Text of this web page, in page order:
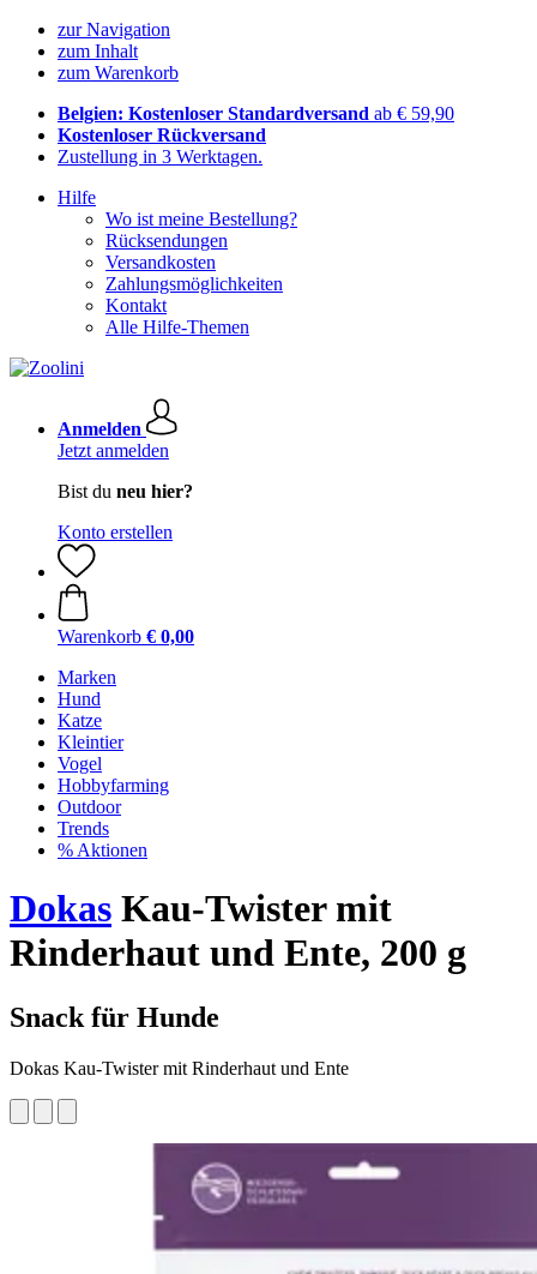
zur Navigation
zum Inhalt
zum Warenkorb
Belgien: Kostenloser Standardversand ab € 59,90
Kostenloser Rückversand
Zustellung in 3 Werktagen.
Hilfe
Wo ist meine Bestellung?
Rücksendungen
Versandkosten
Zahlungsmöglichkeiten
Kontakt
Alle Hilfe-Themen
Anmelden
Jetzt anmelden
Bist du neu hier?
Konto erstellen
Warenkorb € 0,00
Marken
Hund
Katze
Kleintier
Vogel
Hobbyfarming
Outdoor
Trends
% Aktionen
Dokas Kau-Twister mit
Rinderhaut und Ente, 200 g
Snack für Hunde
Dokas Kau-Twister mit Rinderhaut und Ente